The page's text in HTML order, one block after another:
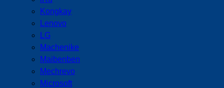
Kongkay
Lenovo
LG
Machenike
Maibenben
Mechrevo
Microsoft